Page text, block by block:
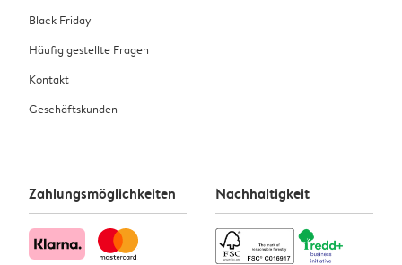
Black Friday
Häufig gestellte Fragen
Kontakt
Geschäftskunden
Zahlungsmöglichkeiten Nachhaltigkeit